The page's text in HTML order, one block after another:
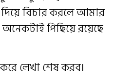
বিচার করলে আমার
পিছিয়ে রয়েছে
লেখা শেষ করব।